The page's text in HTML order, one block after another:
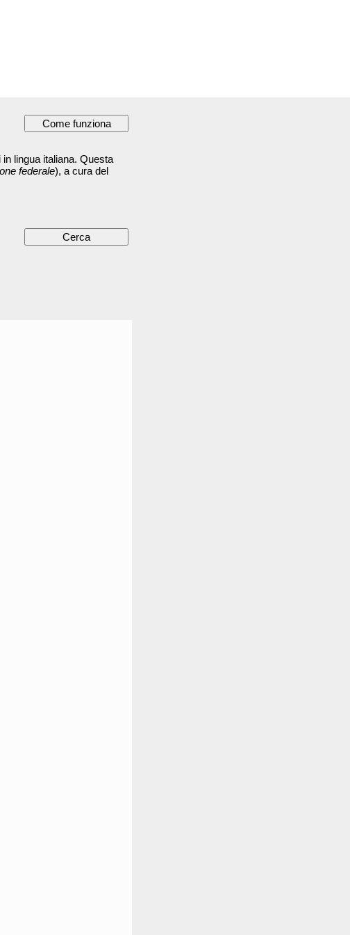
lingua italiana. Questa
federale), a cura del